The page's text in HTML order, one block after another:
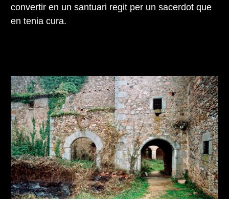
convertir en un santuari regit per un sacerdot que
en tenia cura.